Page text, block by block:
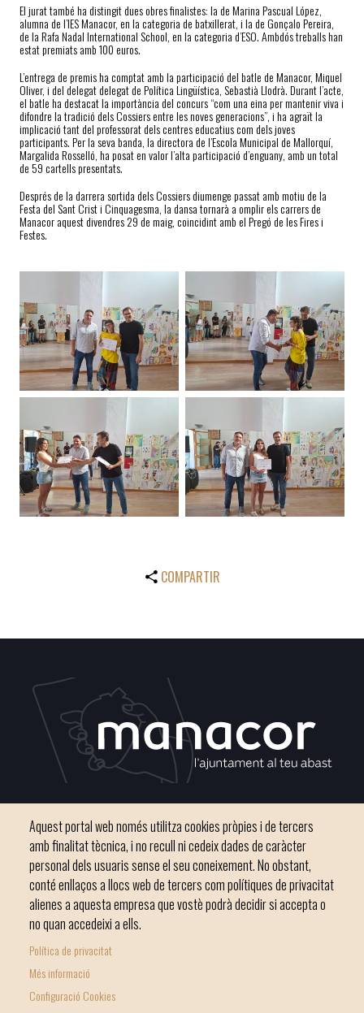
El jurat també ha distingit dues obres finalistes: la de Marina Pascual López,
alumna de l’IES Manacor, en la categoria de batxillerat, i la de Gonçalo Pereira,
de la Rafa Nadal International School, en la categoria d’ESO. Ambdós treballs han
estat premiats amb 100 euros.
L’entrega de premis ha comptat amb la participació del batle de Manacor, Miquel
Oliver, i del delegat delegat de Política Lingüística, Sebastià Llodrà. Durant l’acte,
el batle ha destacat la importància del concurs “com una eina per mantenir viva i
difondre la tradició dels Cossiers entre les noves generacions”, i ha agraït la
implicació tant del professorat dels centres educatius com dels joves
participants. Per la seva banda, la directora de l’Escola Municipal de Mallorquí,
Margalida Rosselló, ha posat en valor l’alta participació d’enguany, amb un total
de 59 cartells presentats.
Després de la darrera sortida dels Cossiers diumenge passat amb motiu de la
Festa del Sant Crist i Cinquagesma, la dansa tornarà a omplir els carrers de
Manacor aquest divendres 29 de maig, coincidint amb el Pregó de les Fires i
Festes.
COMPARTIR
Footer
menu
Inici Ajuntament El nostre municipi
Telèfon 971 84 91 00 - CIF: P0703300D
Aquest portal web només utilitza cookies pròpies i de tercers
amb finalitat tècnica, i no recull ni cedeix dades de caràcter
personal dels usuaris sense el seu coneixement. No obstant,
conté enllaços a llocs web de tercers com polítiques de privacitat
alienes a aquesta empresa que vostè podrà decidir si accepta o
no quan accedeixi a ells.
Política de privacitat
Més informació
Configuració Cookies